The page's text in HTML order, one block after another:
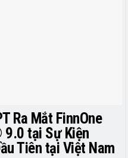
Ra Mắt FinnOne
tại Sự Kiện
Tiên tại Việt Nam